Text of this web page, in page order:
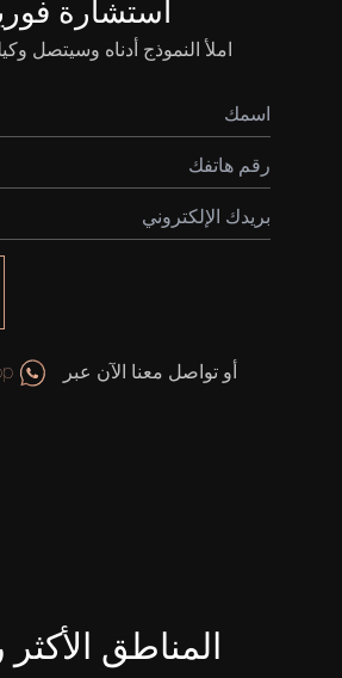
استشارة
املأ النموذج أدناه وسيتصل
أو تواصل معنا الآن عبر
المناطق الأكثر